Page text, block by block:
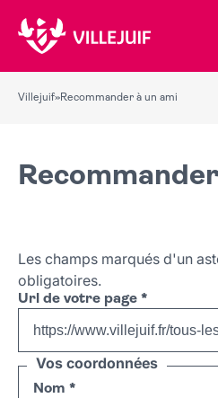
Villejuif»Recommander à un ami
Les champs marqués d'un
obligatoires.
Url de votre page *
Vos coordonnées
Nom *